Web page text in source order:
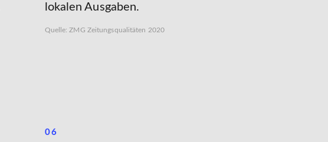
lokalen Ausgaben.
Quelle: ZMG Zeitungsqualitäten 2020
06